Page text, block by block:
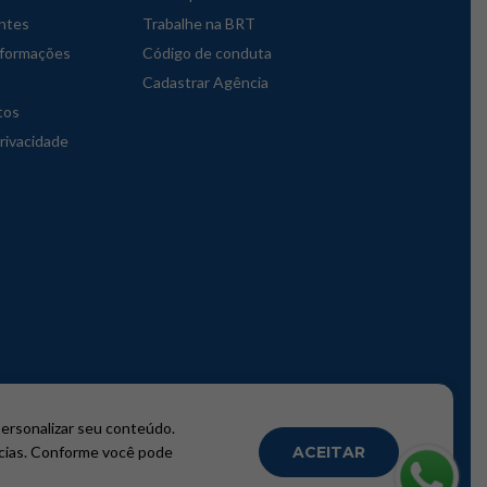
Trabalhe na BRT
Código de conduta
Cadastrar Agência
seu conteúdo.
Conforme você pode
ACEITAR